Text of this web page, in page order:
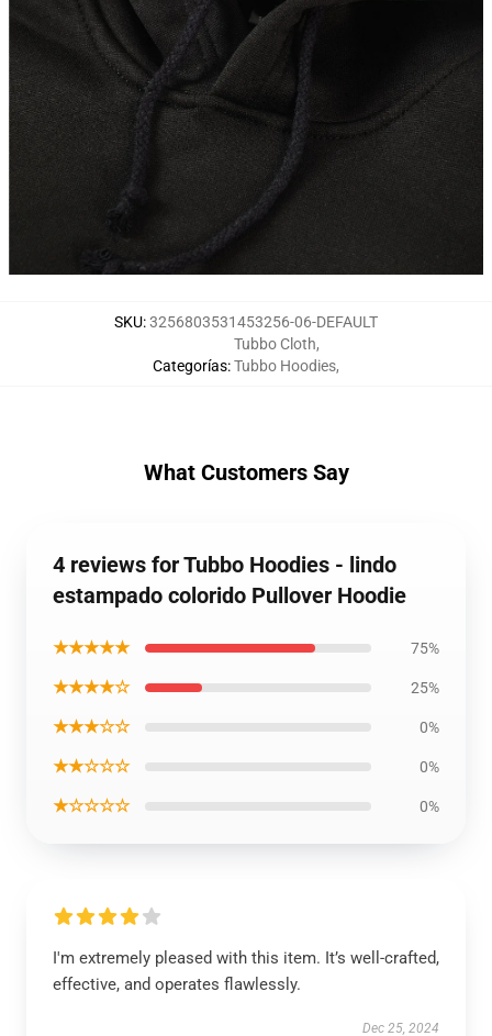
SKU:3256803531453256-06-DEFAULT
Categorías:
Tubbo Cloth,
Tubbo Hoodies,
What Customers Say
4 reviews for Tubbo Hoodies - lindo
estampado colorido Pullover Hoodie
★★★★★ 75%
★★★★☆ 25%
★★★☆☆ 0%
★★☆☆☆ 0%
★☆☆☆☆ 0%
I'm extremely pleased with this item. It’s well-crafted,
effective, and operates flawlessly.
Dec 25, 2024